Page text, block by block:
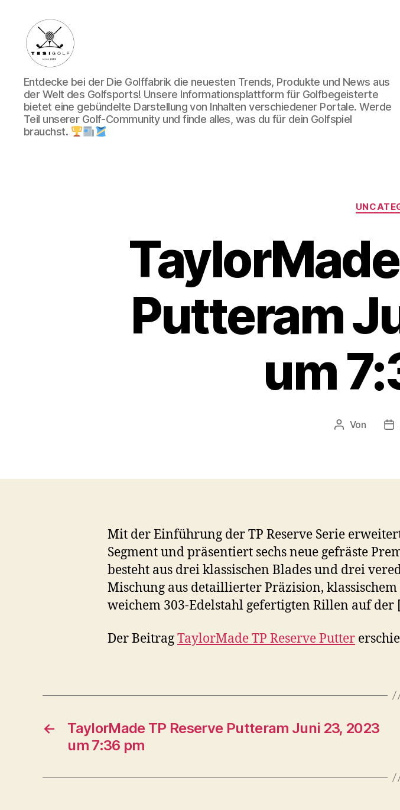
Die
Golffabrik
-
Deine
Plattform
Entdecke bei der Die Golffabrik die neuesten Trends, Produkte und News aus
der Welt des Golfsports! Unsere Informationsplattform für Golfbegeisterte
bietet eine gebündelte Darstellung von Inhalten verschiedener Portale. Werde
Teil unserer Golf-Community und finde alles, was du für dein Golfspiel
brauchst.
Putteram
um
Beitragsautor
Von
Mit der Einführung der TP Reserve Serie
Segment und präsentiert sechs neue gefräste
besteht aus drei klassischen Blades und drei
Mischung aus detaillierter Präzision,
weichem 303-Edelstahl gefertigten Rillen auf der
Der BeitragTaylorMade TP Reserve Putter
←
TaylorMade TP Reserve Putteram Juni 23, 2023
um 7:36 pm